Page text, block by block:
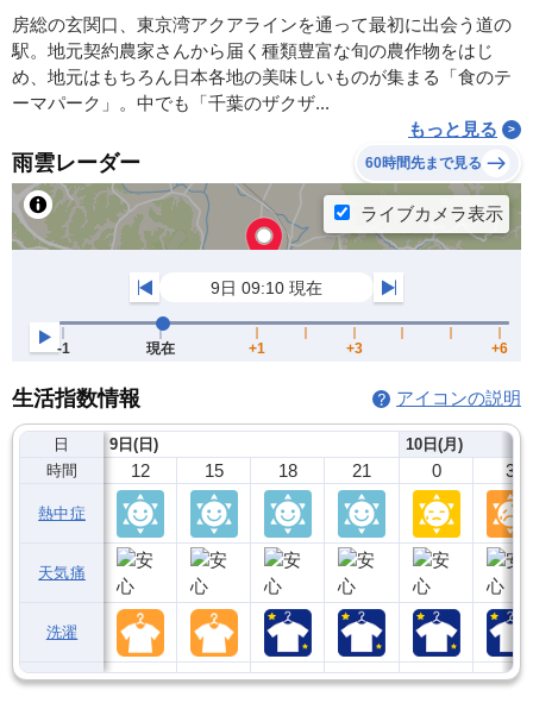
房総の玄関口、東京湾アクアラインを通って最初に出会う道の
駅。地元契約農家さんから届く種類豊富な旬の農作物をはじ
め、地元はもちろん日本各地の美味しいものが集まる「食のテ
ーマパーク」。中でも「千葉のザクザ...
もっと見る
雨雲レーダー 60時間先まで見る
生活指数情報 アイコンの説明
日
時間
熱中症
天気痛
洗濯
9日(日)
12 15 18 21
10日(月)
0 3